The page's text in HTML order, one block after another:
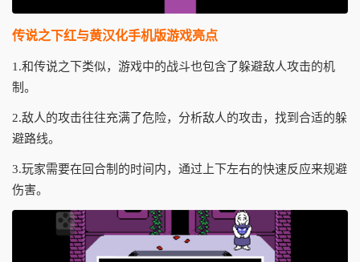
传说之下红与黄汉化手机版游戏亮点
1.和传说之下类似，游戏中的战斗也包含了躲避敌人攻击的机
制。
2.敌人的攻击往往充满了危险，分析敌人的攻击，找到合适的躲
避路线。
3.玩家需要在回合制的时间内，通过上下左右的快速反应来规避
伤害。